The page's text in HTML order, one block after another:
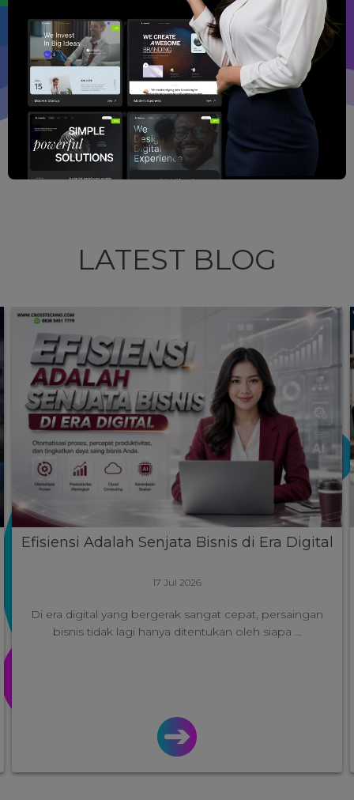
LATEST BLOG
Efisiensi Adalah Senjata Bisnis di Era Digital
17 Jul 2026
Di era digital yang bergerak sangat cepat, persaingan
bisnis tidak lagi hanya ditentukan oleh siapa …